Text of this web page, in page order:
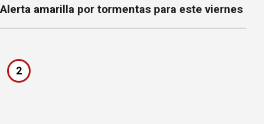
Alerta amarilla por tormentas para este viernes
2